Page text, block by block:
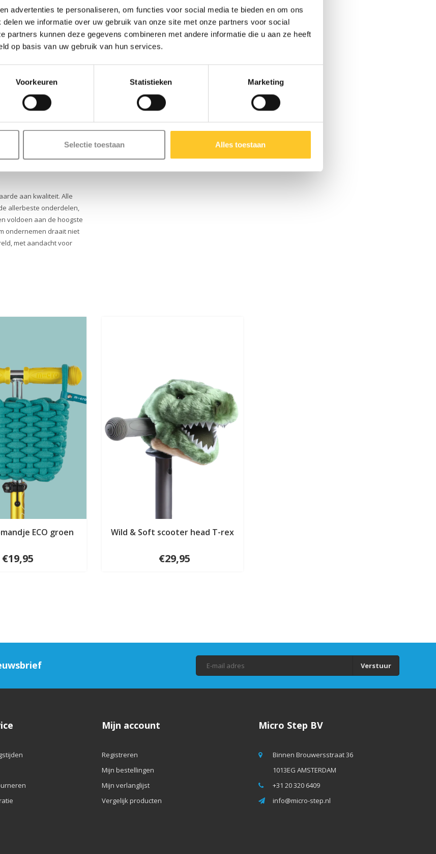
advertenties te personaliseren, om functies voor social media te bieden en om ons
we informatie over uw gebruik van onze site met onze partners voor social
partners kunnen deze gegevens combineren met andere informatie die u aan ze heeft
op basis van uw gebruik van hun services.
Voorkeuren Statistieken Marketing
Selectie toestaan Alles toestaan
de traploos verstelbare
en is de step geschikt
voor ouders die gemak
Het lichte frame
supergladde,
zijn streeploos, zodat
kantelstoppers zorgen
kleine handjes, en
voorwielen verbeteren
je kind altijd veilig tot
het dek en de
aan kwaliteit. Alle
allerbeste onderdelen,
voldoen aan de hoogste
ondernemen draait niet
met aandacht voor
ECO groen
€19,95
Wild & Soft scooter head T-rex
€29,95
Verstuur
Mijn account
Registreren
Mijn bestellingen
Mijn verlanglijst
Vergelijk producten
Micro Step BV
Binnen Brouwersstraat 36
1013EG AMSTERDAM
+31 20 320 6409
info@micro-step.nl